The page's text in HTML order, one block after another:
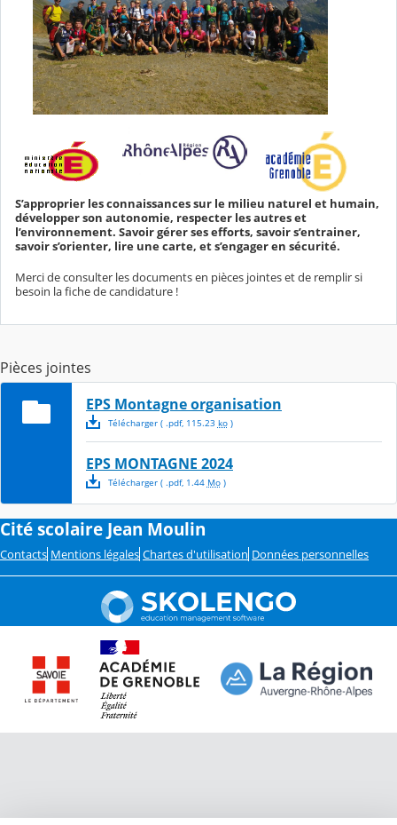
S’approprier les connaissances sur le milieu naturel et humain,
développer son autonomie, respecter les autres et
l’environnement. Savoir gérer ses efforts, savoir s’entrainer,
savoir s’orienter, lire une carte, et s’engager en sécurité.
Merci de consulter les documents en pièces jointes et de remplir si
besoin la fiche de candidature !
Pièces jointes
EPS Montagne organisation
Télécharger( .pdf, 115.23 ko)
EPS MONTAGNE 2024
Télécharger( .pdf, 1.44 Mo)
Cité scolaire Jean Moulin
Contacts Mentions légales Chartes d'utilisation Données personnelles